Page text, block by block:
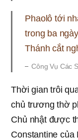
Phaolô tới
trong ba
Thánh cắt
Công Vụ Các
Thời gian trôi
chủ trương thờ
Chủ nhật được
Constantine của